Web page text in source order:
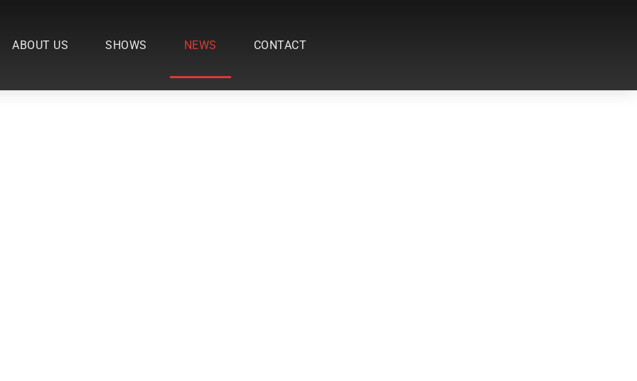
ABOUT US SHOWS NEWS CONTACT